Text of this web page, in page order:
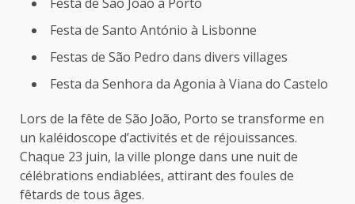
Festa de Santo António à Lisbonne
Festas de São Pedro dans divers villages
Festa da Senhora da Agonia à Viana do Castelo
Lors de la fête de São João, Porto se transforme en
un kaléidoscope d’activités et de réjouissances.
Chaque 23 juin, la ville plonge dans une nuit de
célébrations endiablées, attirant des foules de
fêtards de tous âges.